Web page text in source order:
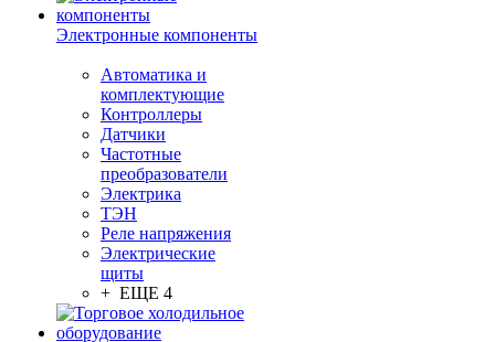
Электронные компоненты
Автоматика и
комплектующие
Контроллеры
Датчики
Частотные
преобразователи
Электрика
ТЭН
Реле напряжения
Электрические
щиты
+ ЕЩЕ 4